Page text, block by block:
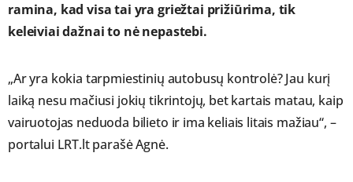
ramina, kad visa tai yra griežtai prižiūrima, tik
keleiviai dažnai to nė nepastebi.
„Ar yra kokia tarpmiestinių autobusų kontrolė? Jau kurį
laiką nesu mačiusi jokių tikrintojų, bet kartais matau, kaip
vairuotojas neduoda bilieto ir ima keliais litais mažiau“, –
portalui LRT.lt parašė Agnė.